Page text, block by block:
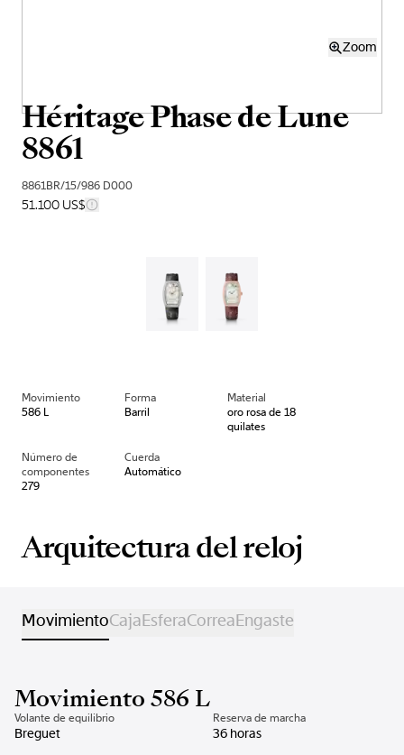
Zoom
Héritage Phase de Lune
8861
8861BR/15/986 D000
51.100 US$
Movimiento
586 L
Forma
Barril
Material
oro rosa de 18
quilates
Número de
componentes
279
Cuerda
Automático
Arquitectura del reloj
MovimientoCajaEsferaCorreaEngaste
Movimiento 586 L
Volante de equilibrio
Breguet
Reserva de marcha
36 horas